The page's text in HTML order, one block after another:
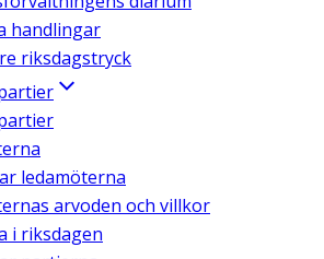
handlingar
riksdagstryck
ledamöterna
arvoden och villkor
i riksdagen